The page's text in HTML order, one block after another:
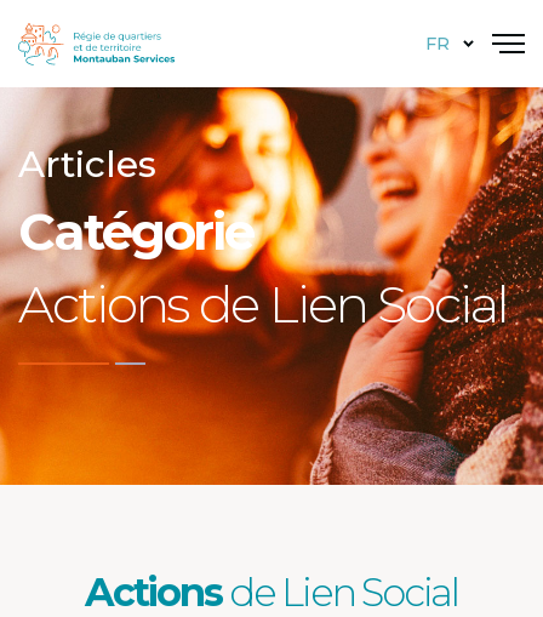
FR
Articles
Catégorie
Actions de Lien Social
Actions de Lien Social